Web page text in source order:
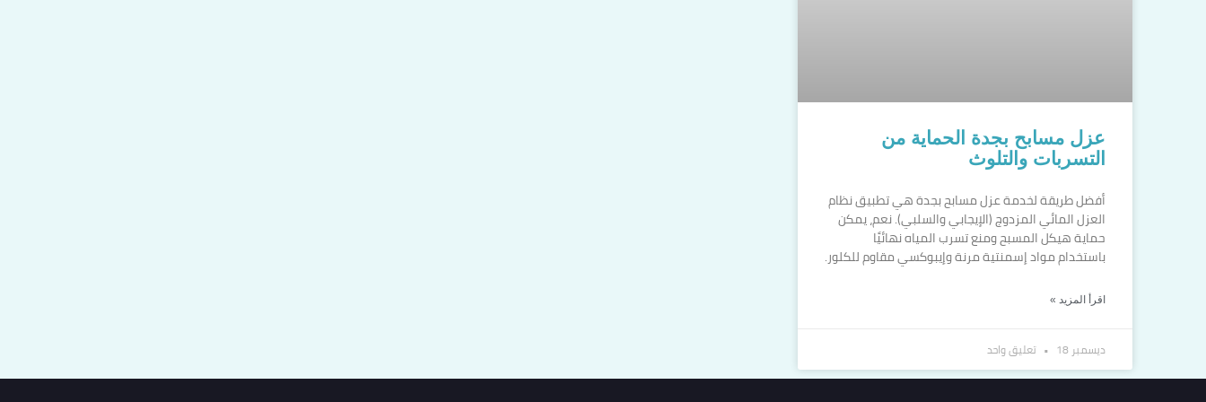
عزل مسابح بجدة الحماية من
التسربات والتلوث
أفضل طريقة لخدمة عزل مسابح بجدة هي تطبيق نظام
العزل المائي المزدوج (الإيجابي والسلبي). نعم، يمكن
حماية هيكل المسبح ومنع تسرب المياه نهائيًا
باستخدام مواد إسمنتية مرنة وإيبوكسي مقاوم للكلور.
اقرأ المزيد »
ديسمبر 18 تعليق واحد